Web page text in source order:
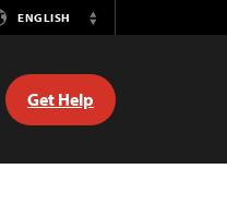
ENGLISH
Switch
Get Help